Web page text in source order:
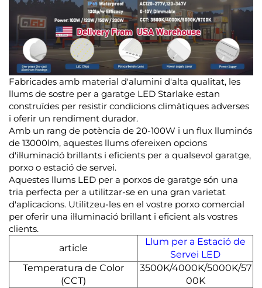
Fabricades amb material d'alumini d'alta qualitat, les
llums de sostre per a garatge LED Starlake estan
construïdes per resistir condicions climàtiques adverses
i oferir un rendiment durador.
Amb un rang de potència de 20-100W i un flux lluminós
de 13000lm, aquestes llums ofereixen opcions
d'il·luminació brillants i eficients per a qualsevol garatge,
porxo o estació de servei.
Aquestes llums LED per a porxos de garatge són una
tria perfecta per a utilitzar-se en una gran varietat
d'aplicacions. Utilitzeu-les en el vostre porxo comercial
per oferir una il·luminació brillant i eficient als vostres
clients.
article
Llum per a Estació de
Servei LED
Temperatura de Color
(CCT)
3500K/4000K/5000K/57
00K